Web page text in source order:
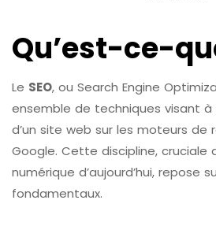
Qu’est-ce-
Le SEO, ou Search Engine
ensemble de techniques visant à
d’un site web sur les moteurs de
Google. Cette discipline, cruciale
numérique d’aujourd’hui, repose
fondamentaux.